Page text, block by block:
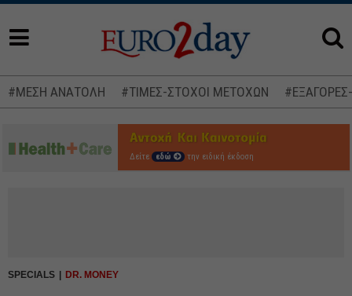
#ΜΕΣΗ ΑΝΑΤΟΛΗ #ΤΙΜΕΣ-ΣΤΟΧΟΙ ΜΕΤΟΧΩΝ
Δείτε εδώ την ειδική έκδοση
SPECIALS DR. MONEY